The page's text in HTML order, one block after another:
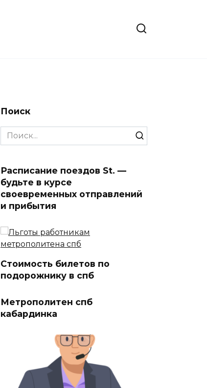
Поиск
Search
for:
Расписание поездов St. —
будьте в курсе
своевременных отправлений
и прибытия
Стоимость билетов по
подорожнику в спб
Метрополитен спб
кабардинка